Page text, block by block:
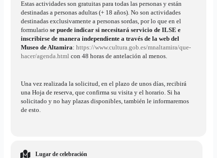
Estas actividades son gratuitas para todas las personas y están
destinadas a personas adultas (+ 18 años). No son actividades
destinadas exclusivamente a personas sordas, por lo que en el
formulariose puede indicar si necesitará servicio de ILSE e
inscribirse de manera independiente a través de la web del
Museo de Altamira:https://www.cultura.gob.es/mnaltamira/que-
hacer/agenda.html con 48 horas de antelación al menos.
Una vez realizada la solicitud, en el plazo de unos días, recibirá
una Hoja de reserva, que confirma su visita y el horario. Si ha
solicitado y no hay plazas disponibles, también le informaremos
de esto.
Lugar de celebración